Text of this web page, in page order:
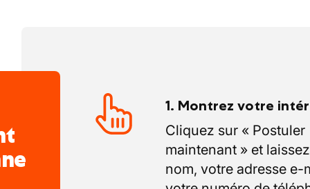
1. Montrez votre
Cliquez sur « Postuler
maintenant » et
nom, votre adresse e-